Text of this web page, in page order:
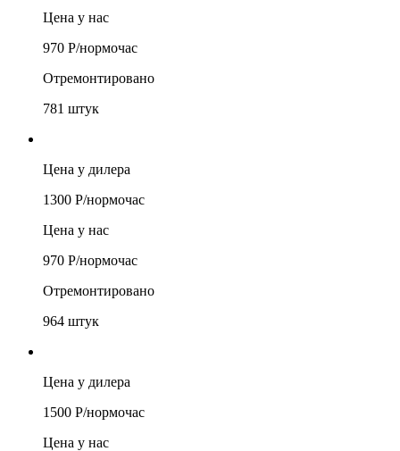
Цена у нас
970 Р/нормочас
Отремонтировано
781 штук
Цена у дилера
1300 Р/нормочас
Цена у нас
970 Р/нормочас
Отремонтировано
964 штук
Цена у дилера
1500 Р/нормочас
Цена у нас